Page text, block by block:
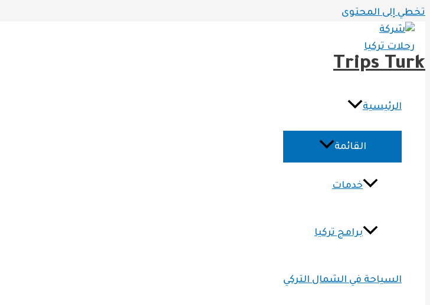
تخطي إلى المحتوى
Trips Turk
الرئيسية
القائمة
خدمات
برامج تركيا
السياحة في الشمال التركي